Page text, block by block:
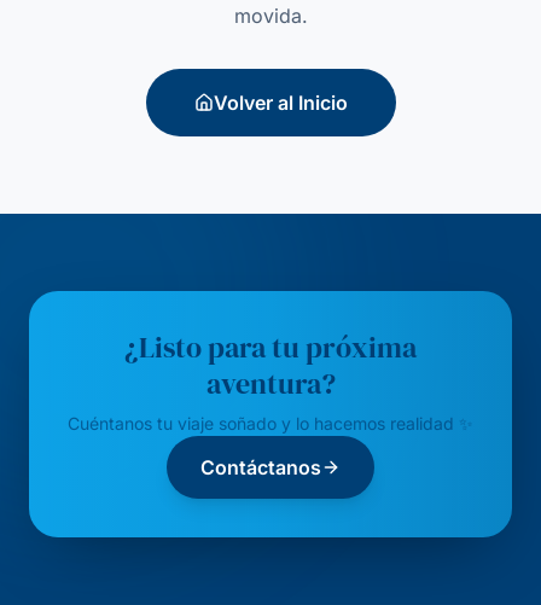
movida.
Volver al Inicio
¿Listo para tu próxima
aventura?
Cuéntanos tu viaje soñado y lo hacemos realidad ✨
Contáctanos